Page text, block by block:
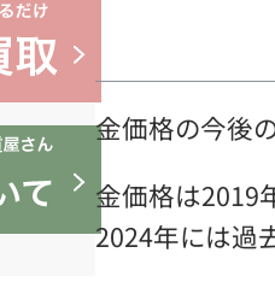
金価格の今後
金価格は2019
2024年には過